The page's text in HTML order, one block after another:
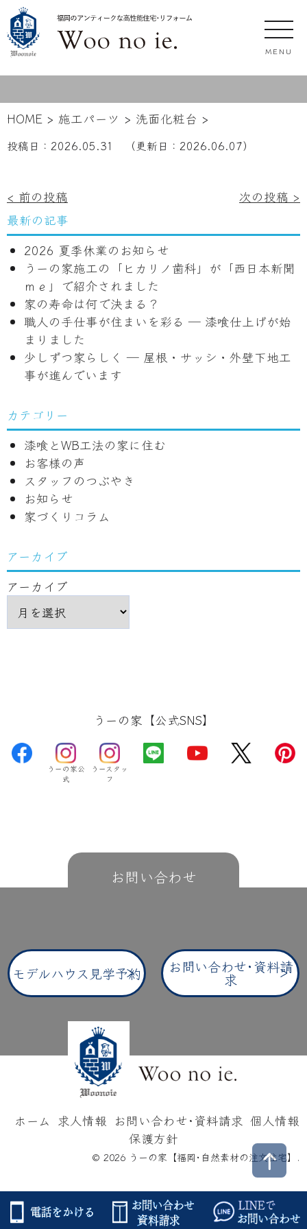
MENU
HOME > 施工パーツ > 洗面化粧台 >
投稿日： 2026.05.31 （更新日： 2026.06.07）
投
稿
ナ
ビ
ー
シ
ン
< 前の投稿
次の投稿 >
最新の記事
2026 夏季休業のお知らせ
うーの家施工の「ヒカリノ歯科」が「西日本新聞
ｍｅ」で紹介されました
家の寿命は何で決まる？
職人の手仕事が住まいを彩る ― 漆喰仕上げが始
まりました
少しずつ家らしく ― 屋根・サッシ・外壁下地工
事が進んでいます
カテゴリー
漆喰とWB工法の家に住む
お客様の声
スタッフのつぶやき
お知らせ
家づくりコラム
アーカイブ
アーカイブ
うーの家【公式SNS】
うーの家公
式
うースタッ
フ
お問い合わせ
モデルハウス見学予約 お問い合わせ･資料請
求
ホーム 求人情報 お問い合わせ･資料請求 個人情報
保護方針
© 2026 うーの家【福岡･自然素材の注文住宅】.